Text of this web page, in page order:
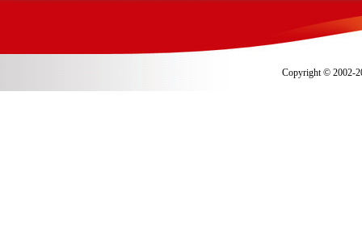
Copyright © 2002-